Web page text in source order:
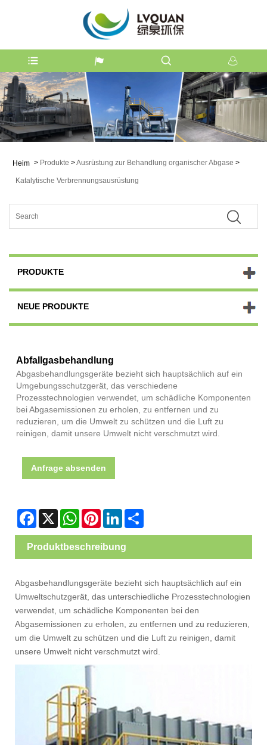
Heim > Produkte >Ausrüstung zur Behandlung organischer Abgase >
Katalytische Verbrennungsausrüstung
PRODUKTE
NEUE PRODUKTE
Abfallgasbehandlung
Abgasbehandlungsgeräte bezieht sich hauptsächlich auf ein
Umgebungsschutzgerät, das verschiedene
Prozesstechnologien verwendet, um schädliche Komponenten
bei Abgasemissionen zu erholen, zu entfernen und zu
reduzieren, um die Umwelt zu schützen und die Luft zu
reinigen, damit unsere Umwelt nicht verschmutzt wird.
Anfrage absenden
Facebook
X WhatsAppPinterestLinkedIn
Produktbeschreibung
Abgasbehandlungsgeräte bezieht sich hauptsächlich auf ein
Umweltschutzgerät, das unterschiedliche Prozesstechnologien
verwendet, um schädliche Komponenten bei den
Abgasemissionen zu erholen, zu entfernen und zu reduzieren,
um die Umwelt zu schützen und die Luft zu reinigen, damit
unsere Umwelt nicht verschmutzt wird.